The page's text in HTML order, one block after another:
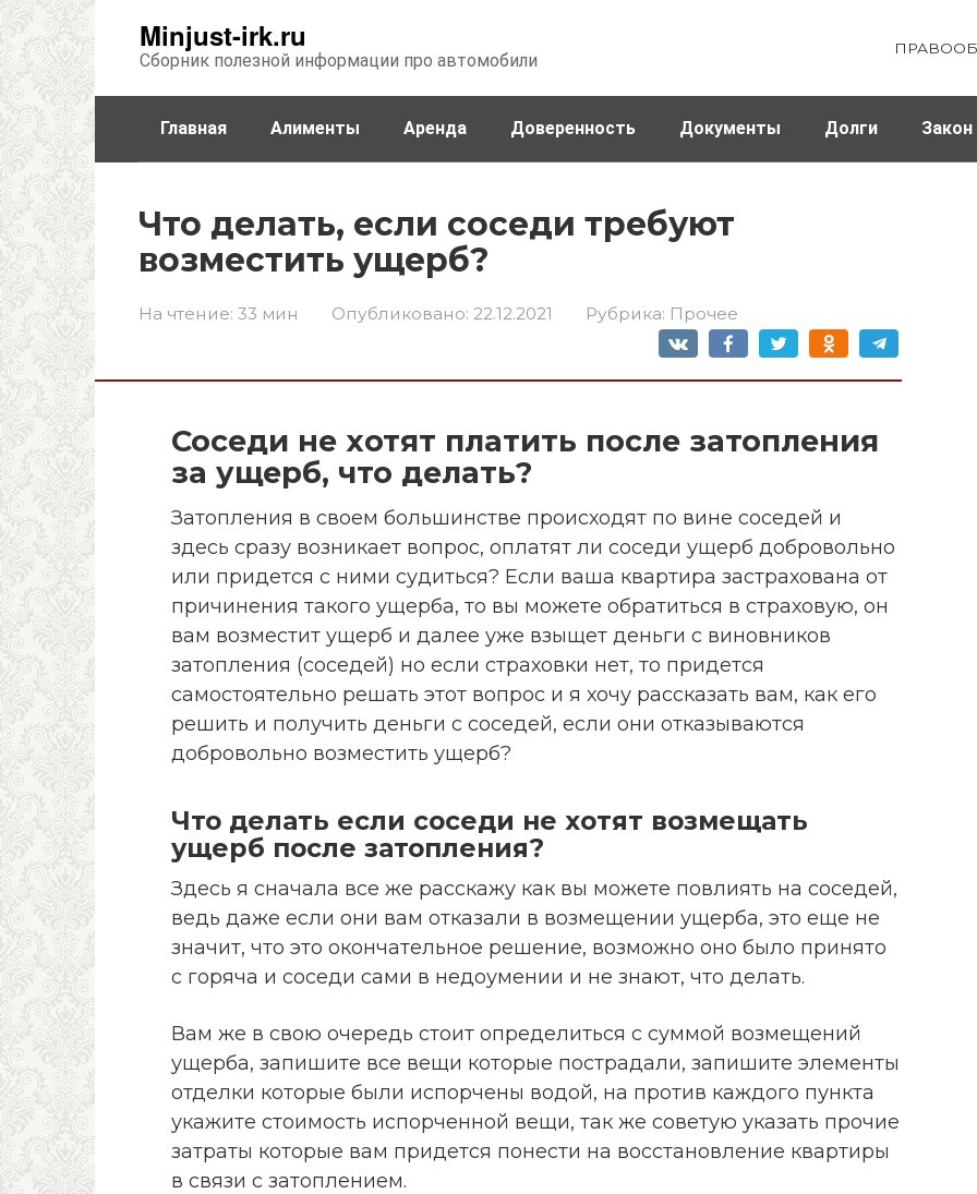
Minjust-irk.ru
Сборник полезной информации про автомобили
Главная Алименты Аренда Доверенность Документы Долги Закон
Что делать, если соседи требуют
возместить ущерб?
На чтение: 33 мин Опубликовано: 22.12.2021 Рубрика: Прочее
Соседи не хотят платить после затопления
за ущерб, что делать?
Затопления в своем большинстве происходят по вине соседей и
здесь сразу возникает вопрос, оплатят ли соседи ущерб добровольно
или придется с ними судиться? Если ваша квартира застрахована от
причинения такого ущерба, то вы можете обратиться в страховую, он
вам возместит ущерб и далее уже взыщет деньги с виновников
затопления (соседей) но если страховки нет, то придется
самостоятельно решать этот вопрос и я хочу рассказать вам, как его
решить и получить деньги с соседей, если они отказываются
добровольно возместить ущерб?
Что делать если соседи не хотят возмещать
ущерб после затопления?
Здесь я сначала все же расскажу как вы можете повлиять на соседей,
ведь даже если они вам отказали в возмещении ущерба, это еще не
значит, что это окончательное решение, возможно оно было принято
с горяча и соседи сами в недоумении и не знают, что делать.
Вам же в свою очередь стоит определиться с суммой возмещений
ущерба, запишите все вещи которые пострадали, запишите элементы
отделки которые были испорчены водой, на против каждого пункта
укажите стоимость испорченной вещи, так же советую указать прочие
затраты которые вам придется понести на восстановление квартиры
в связи с затоплением.